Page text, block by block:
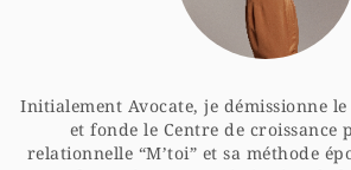
Initialement Avocate, je démissionne
et fonde le Centre de croissance
relationnelle “M’toi” et sa méthode